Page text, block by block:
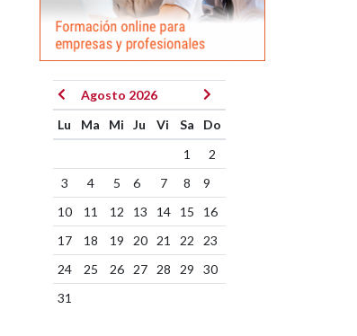
Agosto 2026
Lu
Ma Mi Ju Vi Sa
Do
1
2
3
4 5 6 7 8
9
10
11 12 13 14 15
16
17
18 19 20 21 22
23
24
25 26 27 28 29
30
31